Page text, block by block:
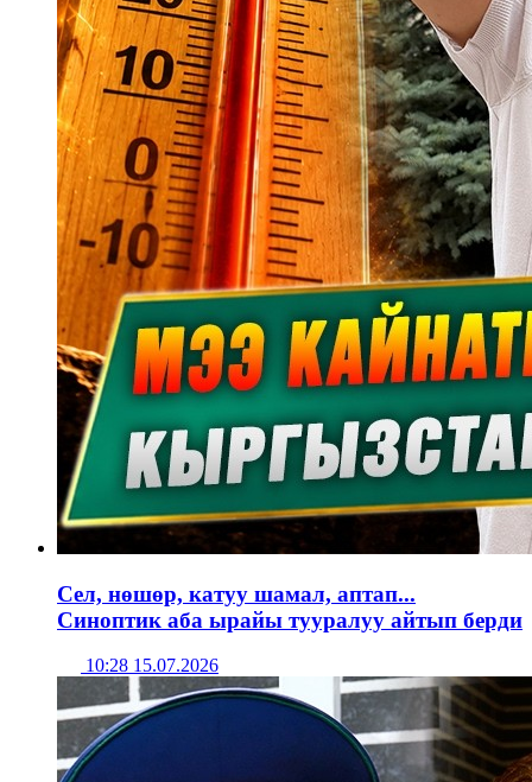
Сел, нөшөр, катуу шамал, аптап...
Синоптик аба ырайы тууралуу айтып берди
10:28 15.07.2026